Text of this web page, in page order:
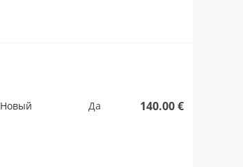
Новый Да 140.00 €